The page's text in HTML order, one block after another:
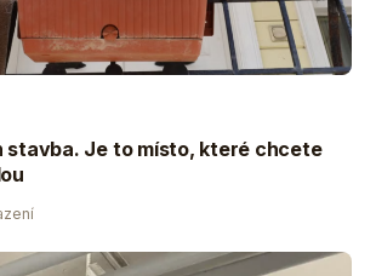
stavba. Je to místo, které chcete